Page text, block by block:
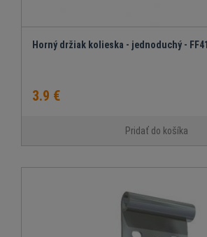
Horný držiak kolieska - jednoduchý -
3.9 €
Pridať do košíka